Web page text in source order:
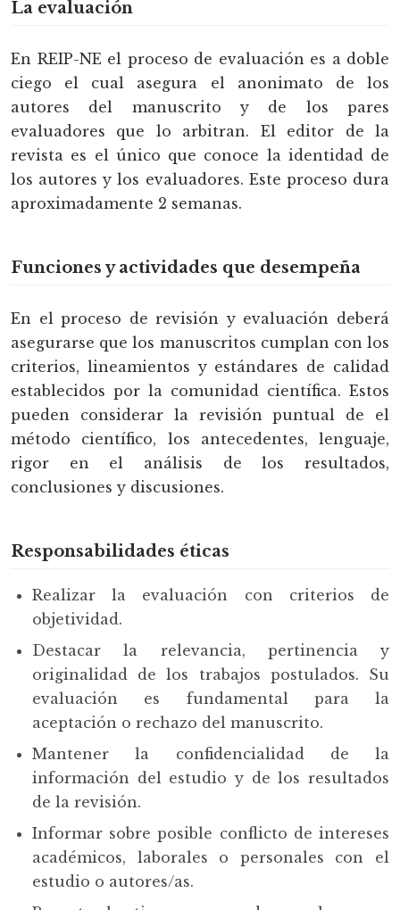
La evaluación
En REIP-NE el proceso de evaluación es a doble
ciego el cual asegura el anonimato de los
autores del manuscrito y de los pares
evaluadores que lo arbitran. El editor de la
revista es el único que conoce la identidad de
los autores y los evaluadores. Este proceso dura
aproximadamente 2 semanas.
Funciones y actividades que desempeña
En el proceso de revisión y evaluación deberá
asegurarse que los manuscritos cumplan con los
criterios, lineamientos y estándares de calidad
establecidos por la comunidad científica. Estos
pueden considerar la revisión puntual de el
método científico, los antecedentes, lenguaje,
rigor en el análisis de los resultados,
conclusiones y discusiones.
Responsabilidades éticas
Realizar la evaluación con criterios de
objetividad.
Destacar la relevancia, pertinencia y
originalidad de los trabajos postulados. Su
evaluación es fundamental para la
aceptación o rechazo del manuscrito.
Mantener la confidencialidad de la
información del estudio y de los resultados
de la revisión.
Informar sobre posible conflicto de intereses
académicos, laborales o personales con el
estudio o autores/as.